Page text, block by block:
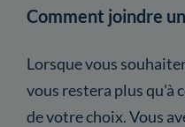
Comment joindre
Lorsque vous
vous restera plus qu'à
de votre choix. Vous